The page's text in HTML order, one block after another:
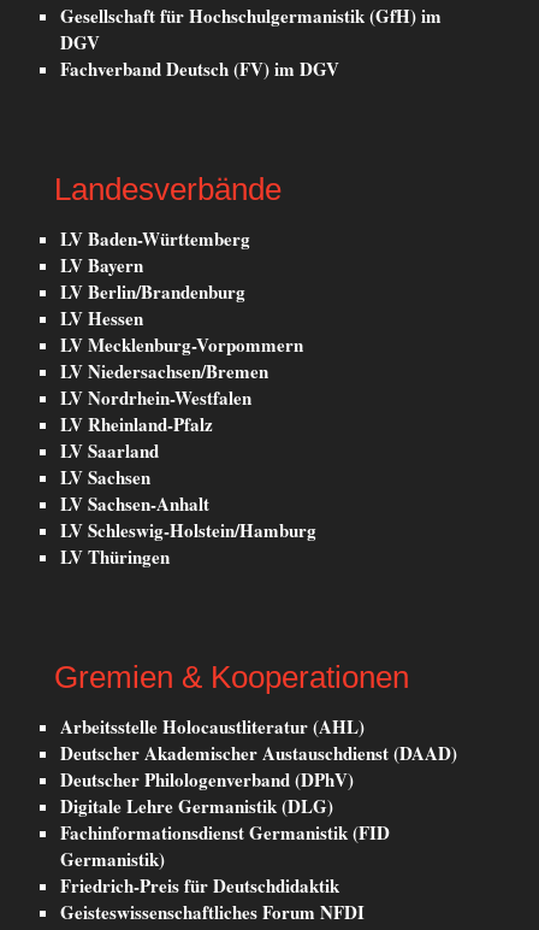
Gesellschaft für Hochschulgermanistik (GfH) im
DGV
Fachverband Deutsch (FV) im DGV
Landesverbände
LV Baden-Württemberg
LV Bayern
LV Berlin/Brandenburg
LV Hessen
LV Mecklenburg-Vorpommern
LV Niedersachsen/Bremen
LV Nordrhein-Westfalen
LV Rheinland-Pfalz
LV Saarland
LV Sachsen
LV Sachsen-Anhalt
LV Schleswig-Holstein/Hamburg
LV Thüringen
Gremien & Kooperationen
Arbeitsstelle Holocaustliteratur (AHL)
Deutscher Akademischer Austauschdienst (DAAD)
Deutscher Philologenverband (DPhV)
Digitale Lehre Germanistik (DLG)
Fachinformationsdienst Germanistik (FID
Germanistik)
Friedrich-Preis für Deutschdidaktik
Geisteswissenschaftliches Forum NFDI